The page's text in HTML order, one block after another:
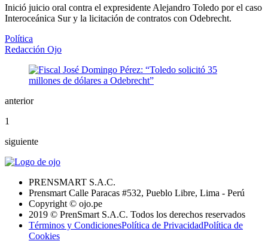
Inició juicio oral contra el expresidente Alejandro Toledo por el caso
Interoceánica Sur y la licitación de contratos con Odebrecht.
Política
Redacción Ojo
anterior
1
siguiente
PRENSMART S.A.C.
Prensmart Calle Paracas #532, Pueblo Libre, Lima - Perú
Copyright © ojo.pe
2019 © PrenSmart S.A.C. Todos los derechos reservados
Términos y CondicionesPolítica de PrivacidadPolítica de
Cookies